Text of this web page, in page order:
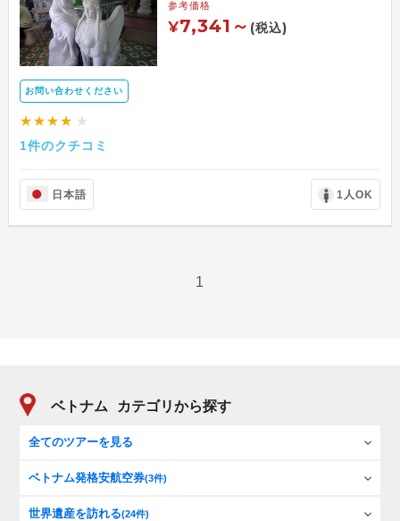
お問い合わせください
★★★★ ★
1件のクチコミ
参考価格
¥7,341～ (税込)
日本語 1人OK
1
ベトナム カテゴリから探す
全てのツアーを見る
ベトナム発格安航空券(3件)
世界遺産を訪れる(24件)